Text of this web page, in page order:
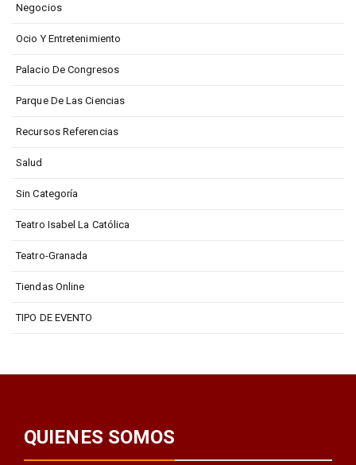
Negocios
Ocio Y Entretenimiento
Palacio De Congresos
Parque De Las Ciencias
Recursos Referencias
Salud
Sin Categoría
Teatro Isabel La Católica
Teatro-Granada
Tiendas Online
TIPO DE EVENTO
QUIENES SOMOS